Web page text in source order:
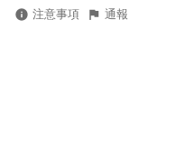
注意事項 通報